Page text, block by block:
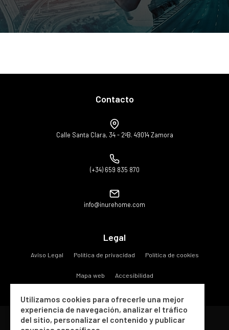
Utilizamos cookies para ofrecerle una mejor
experiencia de navegación, analizar el tráfico
del sitio, personalizar el contenido y publicar
Contacto
Calle Santa Clara, 34 - 2ºB. 49014 Zamora
(+34) 659 835 870
info@inurehome.com
Legal
Aviso Legal Política de privacidad Política de cookies
Mapa web Accesibilidad
Copyright © 2026 Inure Gestiones e Inversiones S.A..